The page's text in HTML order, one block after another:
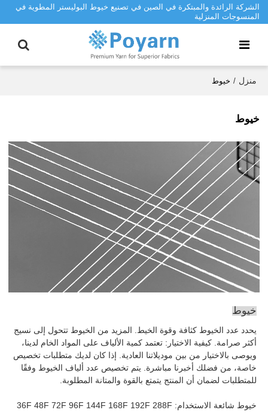
الشركة الرائدة والمبتكرة في الصين في تصنيع خيوط البوليستر المطوية في
المنسوجات المنزلية
منزل / خيوط
خيوط
خيوط
يحدد عدد الخيوط كثافة وقوة الخيط. المزيد من الخيوط تتحول إلى نسيج
أكثر صرامة. كيفية الاختيار: تعتمد كمية الألياف على المواد الخام لدينا،
ويوصى بالاختيار من بين موديلاتنا العادية. إذا كان لديك متطلبات تخصيص
خاصة، من فضلك أخبرنا مباشرة. يتم تخصيص عدد ألياف الخيوط وفقًا
للمتطلبات لضمان أن المنتج يتمتع بالقوة والمتانة المطلوبة.
خيوط شائعة الاستخدام: 36F 48F 72F 96F 144F 168F 192F 288F